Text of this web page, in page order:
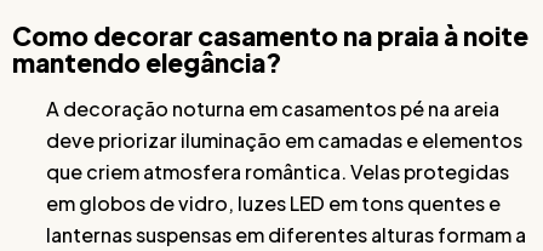
Como decorar casamento na praia à noite
mantendo elegância?
A decoração noturna em casamentos pé na areia
deve priorizar iluminação em camadas e elementos
que criem atmosfera romântica. Velas protegidas
em globos de vidro, luzes LED em tons quentes e
lanternas suspensas em diferentes alturas formam a